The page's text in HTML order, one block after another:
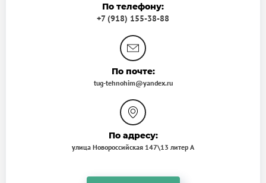
По телефону:
+7 (918) 155-38-88
По почте:
tug-tehnohim@yandex.ru
По адресу:
улица Новороссийская 147\13 литер А